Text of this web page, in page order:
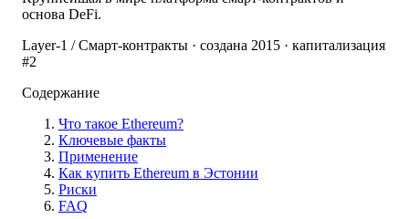
основа DeFi.
Layer-1 / Смарт-контракты · создана 2015 · капитализация
#2
Содержание
Что такое Ethereum?
Ключевые факты
Применение
Как купить Ethereum в Эстонии
Риски
FAQ